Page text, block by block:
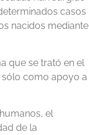
casos
nacidos mediante
que se trató en el
como apoyo a
el
de la